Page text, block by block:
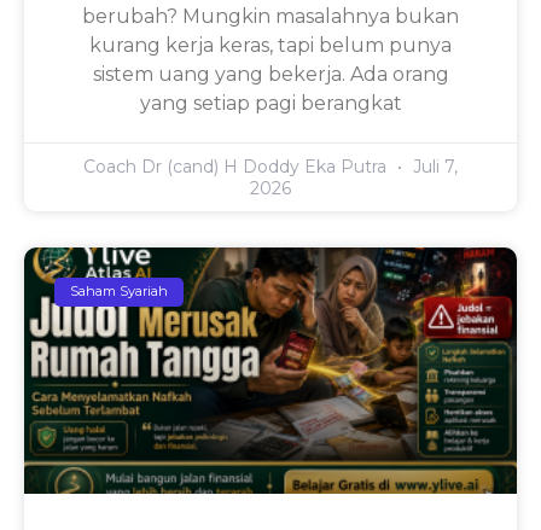
berubah? Mungkin masalahnya bukan
kurang kerja keras, tapi belum punya
sistem uang yang bekerja. Ada orang
yang setiap pagi berangkat
Coach Dr (cand) H Doddy Eka Putra
Juli 7,
2026
Saham Syariah